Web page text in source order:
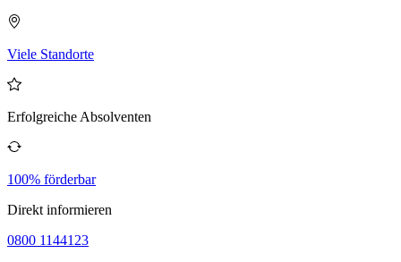
Viele Standorte
Erfolgreiche Absolventen
100% förderbar
Direkt informieren
0800 1144123